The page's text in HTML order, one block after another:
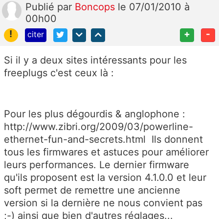
Publié par Boncops le 07/01/2010 à
00h00
!
citer + -
Si il y a deux sites intéressants pour les
freeplugs c'est ceux là :
Pour les plus dégourdis & anglophone :
http://www.zibri.org/2009/03/powerline-
ethernet-fun-and-secrets.html Ils donnent
tous les firmwares et astuces pour améliorer
leurs performances. Le dernier firmware
qu'ils proposent est la version 4.1.0.0 et leur
soft permet de remettre une ancienne
version si la dernière ne nous convient pas
;-) ainsi que bien d'autres réglages...